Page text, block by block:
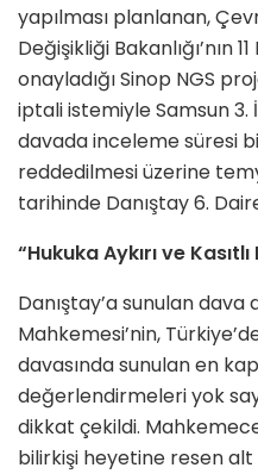
yapılması planlanan,
Değişikliği Bakanlığı’nın
onayladığı Sinop NGS
iptali istemiyle Samsun 3.
davada inceleme süresi
reddedilmesi üzerine
tarihinde Danıştay 6.
“Hukuka Aykırı ve
Danıştay’a sunulan
Mahkemesi’nin,
davasında sunulan en
değerlendirmeleri yok
dikkat çekildi.
bilirkişi heyetine resen alt